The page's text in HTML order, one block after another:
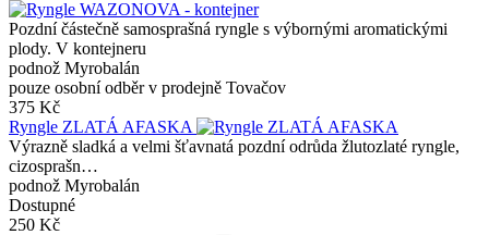
Pozdní částečně samosprašná ryngle s výbornými aromatickými
plody. V kontejneru
podnož Myrobalán
pouze osobní odběr v prodejně Tovačov
375 Kč
Ryngle ZLATÁ AFASKA
Výrazně sladká a velmi šťavnatá pozdní odrůda žlutozlaté ryngle,
cizosprašn…
podnož Myrobalán
Dostupné
250 Kč